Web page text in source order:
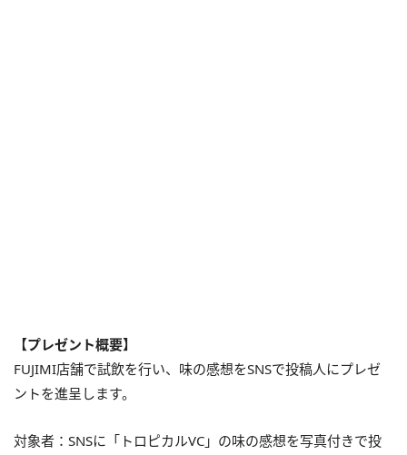
【プレゼント概要】
FUJIMI店舗で試飲を行い、味の感想をSNSで投稿人にプレゼ
ントを進呈します。
対象者：SNSに「トロピカルVC」の味の感想を写真付きで投